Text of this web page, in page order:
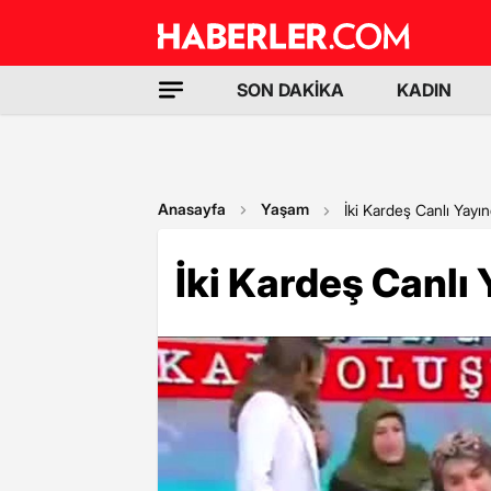
SON DAKİKA KADIN
Anasayfa Yaşam İki Kardeş Canlı
İki Kardeş Canlı